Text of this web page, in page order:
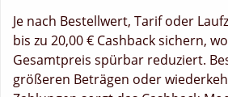
Je nach Bestellwert, Tarif oder
bis zu 20,00 € Cashback sichern,
Gesamtpreis spürbar reduziert.
größeren Beträgen oder